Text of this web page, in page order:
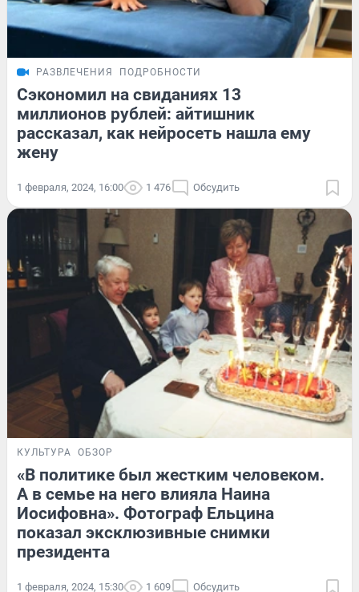
РАЗВЛЕЧЕНИЯ ПОДРОБНОСТИ
Сэкономил на свиданиях 13
миллионов рублей: айтишник
рассказал, как нейросеть нашла ему
жену
1 февраля, 2024, 16:00 1 476 Обсудить
КУЛЬТУРА ОБЗОР
«В политике был жестким человеком.
А в семье на него влияла Наина
Иосифовна». Фотограф Ельцина
показал эксклюзивные снимки
президента
1 февраля, 2024, 15:30 1 609 Обсудить